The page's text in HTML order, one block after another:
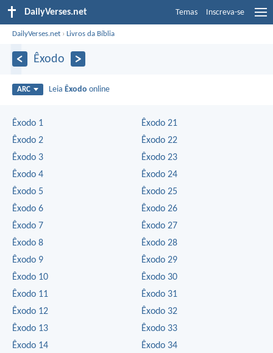
DailyVerses.net Temas Inscreva-se
DailyVerses.net ›Livros da Bíblia
Êxodo
ARC Leia Êxodo online
Êxodo 1
Êxodo 2
Êxodo 3
Êxodo 4
Êxodo 5
Êxodo 6
Êxodo 7
Êxodo 8
Êxodo 9
Êxodo 10
Êxodo 11
Êxodo 12
Êxodo 13
Êxodo 14
Êxodo 21
Êxodo 22
Êxodo 23
Êxodo 24
Êxodo 25
Êxodo 26
Êxodo 27
Êxodo 28
Êxodo 29
Êxodo 30
Êxodo 31
Êxodo 32
Êxodo 33
Êxodo 34